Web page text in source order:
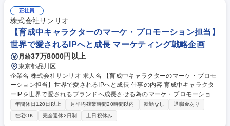
正社員
株式会社サンリオ
【育成中キャラクターのマーケ・プロモーション担当】
世界で愛されるIPへと成長 マーケティング戦略企画
月給37万8000円以上
東京都品川区
企業名 株式会社サンリオ 求人名 【育成中キャラクターのマーケ・プロモ
ーション担当】世界で愛されるIPへと成長 仕事の内容 育成中キャラクタ
ーIPを世界で愛されるブランドへ成長させる為のマーケ・プロモーション
企画・ディレクションをチームで推進◎スケジュール・体制・進行を整理
しながら、IPの成長を加速させるポジションです。 ■IPの魅力やターゲッ
トを捉えた認知拡大・ファン獲得のためのマーケ施策企画 ■SNS、デジタ
年間休日120日以上 月平均残業時間20時間以内 転勤なし
退職金あり
在宅OK
完全週休2日制 土日祝休み